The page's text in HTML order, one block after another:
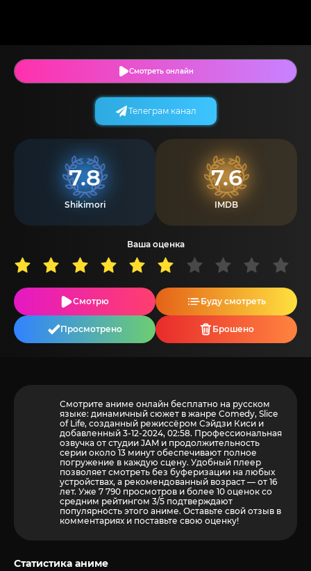
Смотреть онлайн
7.8
Shikimori
7.6
IMDB
Ваша оценка
Смотрю Буду смотреть
Просмотрено Брошено
Телеграм канал
Смотрите аниме онлайн бесплатно на русском
языке: динамичный сюжет в жанре Comedy, Slice
of Life, созданный режиссёром Сэйдзи Киси и
добавленный 3-12-2024, 02:58. Профессиональная
озвучка от студии JAM и продолжительность
серии около 13 минут обеспечивают полное
погружение в каждую сцену. Удобный плеер
позволяет смотреть без буферизации на любых
устройствах, а рекомендованный возраст — от 16
лет. Уже 7 790 просмотров и более 10 оценок со
средним рейтингом 3/5 подтверждают
популярность этого аниме. Оставьте свой отзыв в
комментариях и поставьте свою оценку!
Статистика аниме